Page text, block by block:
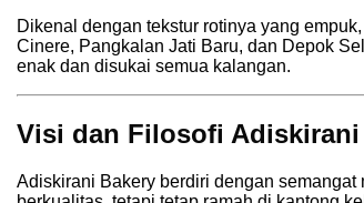
Dikenal dengan tekstur rotinya yang
Cinere, Pangkalan Jati Baru, dan Depok
enak dan disukai semua kalangan.
Visi dan Filosofi Adiskirani
Adiskirani Bakery berdiri dengan semangat